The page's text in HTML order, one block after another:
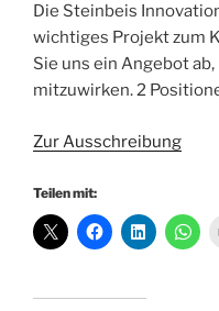
Die Steinbeis
wichtiges Projekt zum
Sie uns ein Angebot
mitzuwirken. 2
Zur Ausschreibung
Teilen mit: